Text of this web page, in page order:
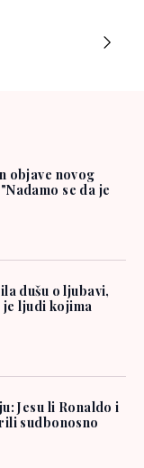
objave novog
se da je
dušu o ljubavi,
ljudi kojima
Jesu li Ronaldo i
sudbonosno